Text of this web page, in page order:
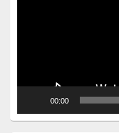
00:00